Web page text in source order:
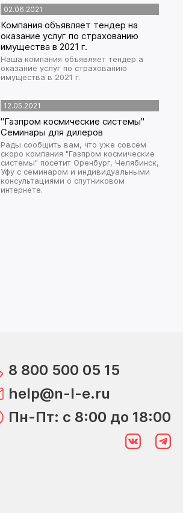
02.06.2021
Компания объявляет тендер на
оказание услуг по страхованию
имущества в 2021 г.
Наша компания объявляет тендер а
оказание услуг по страхованию
имущества в 2021 г.
12.05.2021
"Газпром космические системы"
Семинары для дилеров
Рады сообщить вам, что уже совсем
скоро компания "Газпром космические
системы" посетит Оренбург, Челябинск,
Уфу с семинаром и индивидуальными
консультациями о спутниковом
интернете.
8 800 500 05 15
help@n-l-e.ru
Пн-Пт: с 8:00 до 18:00